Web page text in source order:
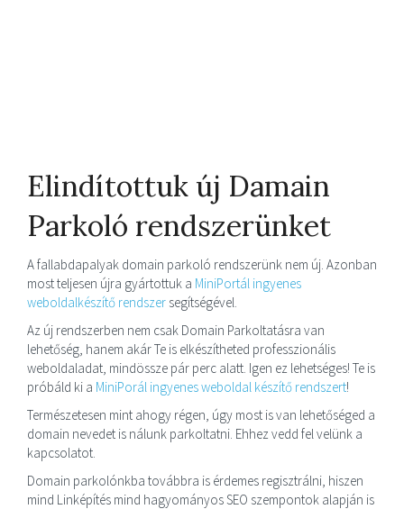
Elindítottuk új Damain
Parkoló rendszerünket
A fallabdapalyak domain parkoló rendszerünk nem új. Azonban
most teljesen újra gyártottuk a MiniPortál ingyenes
weboldalkészítő rendszer segítségével.
Az új rendszerben nem csak Domain Parkoltatásra van
lehetőség, hanem akár Te is elkészítheted professzionális
weboldaladat, mindössze pár perc alatt. Igen ez lehetséges! Te is
próbáld ki a MiniPorál ingyenes weboldal készítő rendszert!
Természetesen mint ahogy régen, úgy most is van lehetőséged a
domain nevedet is nálunk parkoltatni. Ehhez vedd fel velünk a
kapcsolatot.
Domain parkolónkba továbbra is érdemes regisztrálni, hiszen
mind Linképítés mind hagyományos SEO szempontok alapján is